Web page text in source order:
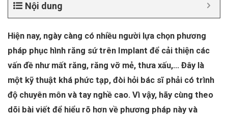
Nội dung
Hiện nay, ngày càng có nhiều người lựa chọn phương
pháp phục hình răng sứ trên Implant để cải thiện các
vấn đề như mất răng, răng vỡ mẻ, thưa xấu,… Đây là
một kỹ thuật khá phức tạp, đòi hỏi bác sĩ phải có trình
độ chuyên môn và tay nghề cao. Vì vậy, hãy cùng theo
dõi bài viết để hiểu rõ hơn về phương pháp này và